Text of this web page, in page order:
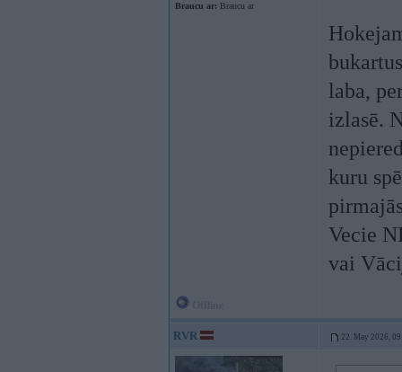
Braucu ar: Braucu ar
laba,
izlasē.
kuru
Vecie
vai
RVR 22. May 2026,